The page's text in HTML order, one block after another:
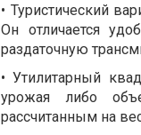
• Туристический
Он отличается
раздаточную
• Утилитарный
урожая либо
рассчитанным на